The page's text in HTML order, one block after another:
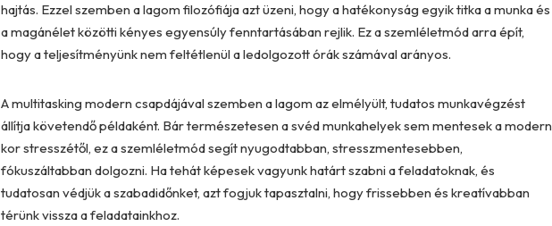
hajtás. Ezzel szemben a lagom filozófiája azt üzeni, hogy a hatékonyság egyik titka a munka és
a magánélet közötti kényes egyensúly fenntartásában rejlik. Ez a szemléletmód arra épít,
hogy a teljesítményünk nem feltétlenül a ledolgozott órák számával arányos.
A multitasking modern csapdájával szemben a lagom az elmélyült, tudatos munkavégzést
állítja követendő példaként. Bár természetesen a svéd munkahelyek sem mentesek a modern
kor stresszétől, ez a szemléletmód segít nyugodtabban, stresszmentesebben,
fókuszáltabban dolgozni. Ha tehát képesek vagyunk határt szabni a feladatoknak, és
tudatosan védjük a szabadidőnket, azt fogjuk tapasztalni, hogy frissebben és kreatívabban
térünk vissza a feladatainkhoz.